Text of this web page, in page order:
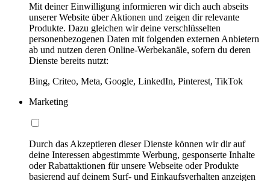
Mit deiner Einwilligung informieren wir dich auch abseits
unserer Website über Aktionen und zeigen dir relevante
Produkte. Dazu gleichen wir deine verschlüsselten
personenbezogenen Daten mit folgenden externen Anbietern
ab und nutzen deren Online-Werbekanäle, sofern du deren
Dienste bereits nutzt:
Bing, Criteo, Meta, Google, LinkedIn, Pinterest, TikTok
Marketing
Durch das Akzeptieren dieser Dienste können wir dir auf
deine Interessen abgestimmte Werbung, gesponserte Inhalte
oder Rabattaktionen für unsere Webseite oder Produkte
basierend auf deinem Surf- und Einkaufsverhalten anzeigen